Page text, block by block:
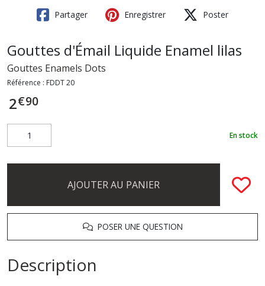
Partager Enregistrer Poster
Gouttes d'Émail Liquide Enamel lilas
Gouttes Enamels Dots
Référence : FDDT 20
2€90
En stock
AJOUTER AU PANIER
POSER UNE QUESTION
Description